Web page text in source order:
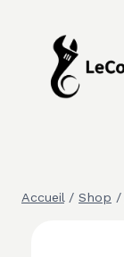
contenu
Accueil / Shop /